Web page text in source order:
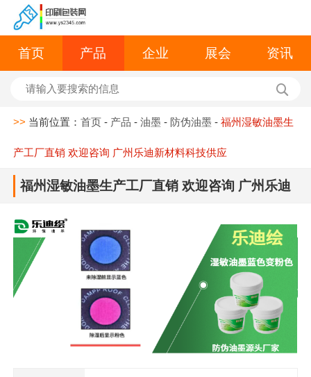
首页 产品 企业 展会 资讯
>> 当前位置：首页 - 产品 -油墨 - 防伪油墨 -福州湿敏油墨生
产工厂直销 欢迎咨询 广州乐迪新材料科技供应
福州湿敏油墨生产工厂直销 欢迎咨询 广州乐迪